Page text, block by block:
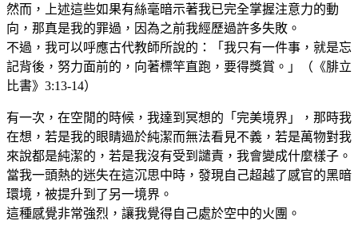
然而，上述這些如果有絲毫暗示著我已完全掌握注意力的動
向，那真是我的罪過，因為之前我經歷過許多失敗。
不過，我可以呼應古代教師所說的：「我只有一件事，就是忘
記背後，努力面前的，向著標竿直跑，要得獎賞。」（《腓立
比書》3:13-14）
有一次，在空閒的時候，我達到冥想的「完美境界」，那時我
在想，若是我的眼睛過於純潔而無法看見不義，若是萬物對我
來說都是純潔的，若是我沒有受到譴責，我會變成什麼樣子。
當我一頭熱的迷失在這沉思中時，發現自己超越了感官的黑暗
環境，被提升到了另一境界。
這種感覺非常強烈，讓我覺得自己處於空中的火團。